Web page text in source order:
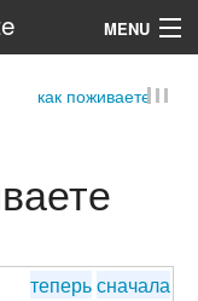
MENU
как поживаете
теперьсначала